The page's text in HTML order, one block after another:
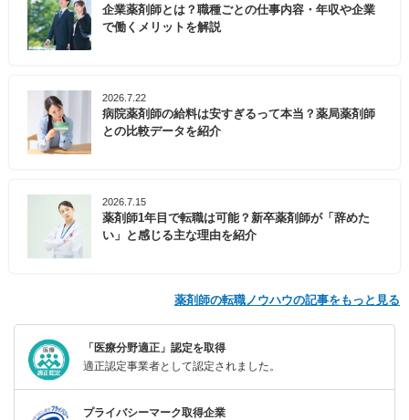
企業薬剤師とは？職種ごとの仕事内容・年収や企業
で働くメリットを解説
2026.7.22
病院薬剤師の給料は安すぎるって本当？薬局薬剤師
との比較データを紹介
2026.7.15
薬剤師1年目で転職は可能？新卒薬剤師が「辞めた
い」と感じる主な理由を紹介
薬剤師の転職ノウハウの記事をもっと見る
「医療分野適正」認定を取得
適正認定事業者として認定されました。
プライバシーマーク取得企業